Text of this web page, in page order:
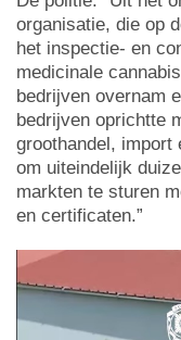
organisatie, die op
het inspectie- en
medicinale
bedrijven overnam
bedrijven oprichtte
groothandel, import
om uiteindelijk
markten te sturen
en certificaten.”